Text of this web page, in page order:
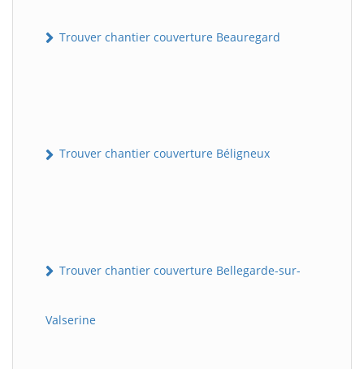
Trouver chantier couverture Beauregard
Trouver chantier couverture Béligneux
Trouver chantier couverture Bellegarde-sur-
Valserine